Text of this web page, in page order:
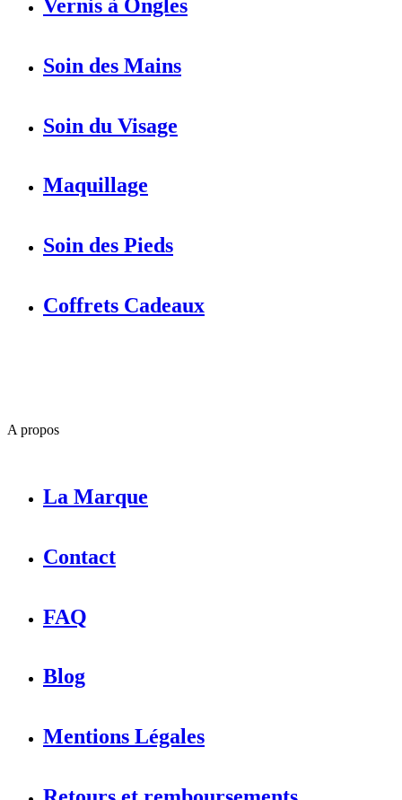
Vernis à Ongles
Soin des Mains
Soin du Visage
Maquillage
Soin des Pieds
Coffrets Cadeaux
A propos
La Marque
Contact
FAQ
Blog
Mentions Légales